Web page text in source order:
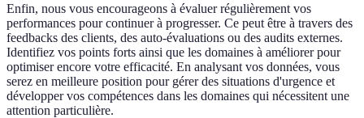
Enfin, nous vous encourageons à évaluer régulièrement vos
performances pour continuer à progresser. Ce peut être à travers des
feedbacks des clients, des auto-évaluations ou des audits externes.
Identifiez vos points forts ainsi que les domaines à améliorer pour
optimiser encore votre efficacité. En analysant vos données, vous
serez en meilleure position pour gérer des situations d'urgence et
développer vos compétences dans les domaines qui nécessitent une
attention particulière.